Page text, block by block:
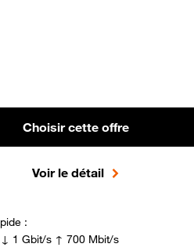
Choisir cette offre
Voir le détail
:
1 Gbit/s ↑ 700 Mbit/s